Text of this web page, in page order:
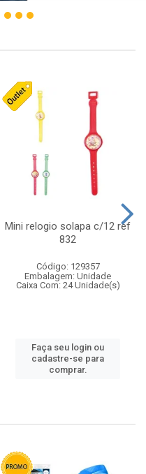
Mini relogio solapa c/12 ref
832
Código: 129357
Embalagem: Unidade
Caixa Com: 24 Unidade(s)
Faça seu login ou
cadastre-se para
comprar.